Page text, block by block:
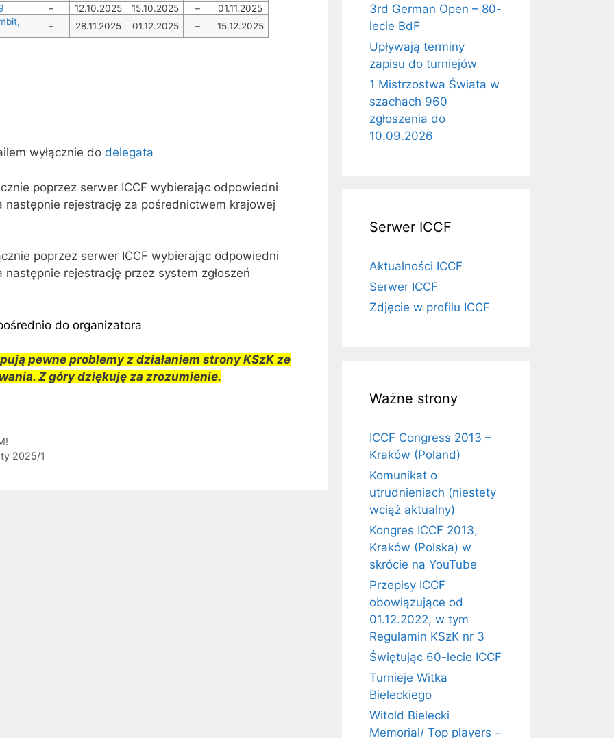
– 12.10.2025 15.10.2025 –
01.11.2025
– 28.11.2025 01.12.2025 – 15.12.2025
wyłącznie do delegata
poprzez serwer ICCF wybierając odpowiedni
następnie rejestrację za pośrednictwem krajowej
poprzez serwer ICCF wybierając odpowiedni
następnie rejestrację przez system zgłoszeń
do organizatora
pewne problemy z działaniem strony KSzK ze
Z góry dziękuję za zrozumienie.
2025/1
3rd German Open – 80-
lecie BdF
Upływają terminy
zapisu do turniejów
1 Mistrzostwa Świata w
szachach 960
zgłoszenia do
10.09.2026
Serwer ICCF
Aktualności ICCF
Serwer ICCF
Zdjęcie w profilu ICCF
Ważne strony
ICCF Congress 2013 –
Kraków (Poland)
Komunikat o
utrudnieniach (niestety
wciąż aktualny)
Kongres ICCF 2013,
Kraków (Polska) w
skrócie na YouTube
Przepisy ICCF
obowiązujące od
01.12.2022, w tym
Regulamin KSzK nr 3
Świętując 60-lecie ICCF
Turnieje Witka
Bieleckiego
Witold Bielecki
Memorial/ Top players –